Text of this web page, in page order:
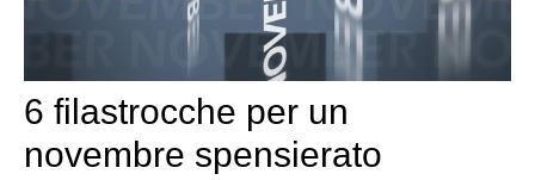
6 filastrocche per un
novembre spensierato